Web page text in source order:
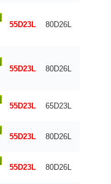
55D23L 80D26L
55D23L 80D26L
55D23L 65D23L
55D23L 80D26L
55D23L 80D26L